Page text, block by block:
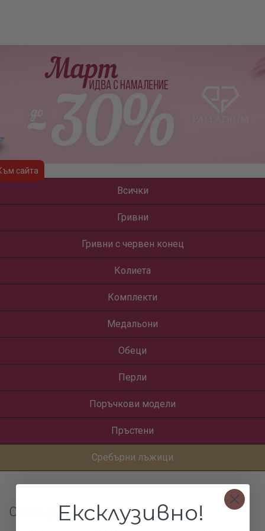
сайта
Всички
Гривни
Гривни с червен конец
Колиета
Комплекти
Медальони
Обеци
Перли
Поръчкови модели
Пръстени
Сребърни лъжици
Сребърни лъжици
Ексклузивно!